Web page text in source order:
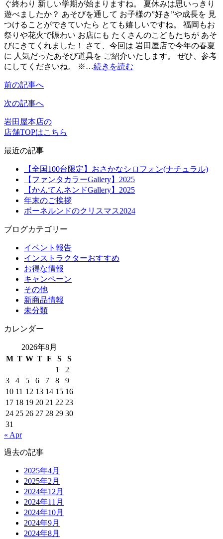
ぐ終わり 新しい学期が始まりますね。 夏休みは思いっきり
遊べましたか？ あそびを通して お子様の”好き”や成長を 見
つけることができていたら とても嬉しいですね。 福岡もお
祭りや花火で賑わい お店にも たくさんのこどもたちが あそ
びにきてくれました！ さて、今回は 岩田屋店で今年の春夏
に 人気だったあそび道具を ご紹介いたします。 ぜひ、参考
にしてくださいね。 ※…続きを読む
前の記事へ
次の記事へ
岩田屋本店の
店舗TOPはこちら
最近の記事
【全国100台限定】おさかなシロフォン(ナチュラル)
【ファンタカラーGallery】2025
【かんてんネンドGallery】2025
年末のご挨拶
ボーネルンドのクリスマス2024
ブログカテゴリー
イベント報告
インストラクターおすすめ
お得な情報
キャンペーン
その他
新商品情報
未分類
カレンダー
2026年8月
M T W T F S
S
1
2
3
4 5 6 7 8
9
10 11 12 13 14 15 16
17 18 19 20 21 22 23
24 25 26 27 28 29 30
31
« Apr
過去の記事
2025年4月
2025年2月
2024年12月
2024年11月
2024年10月
2024年9月
2024年8月